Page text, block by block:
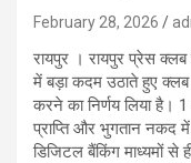
February 28, 2026
रायपुर । रायपुर प्रेस क्लब
में बड़ा कदम उठाते हुए क्लब
करने का निर्णय लिया है।
प्राप्ति और भुगतान नकद
डिजिटल बैंकिंग माध्यमों से